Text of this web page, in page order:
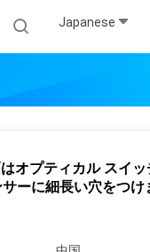
Japanese
オプティカル スイ
ーに細長い穴をつけ